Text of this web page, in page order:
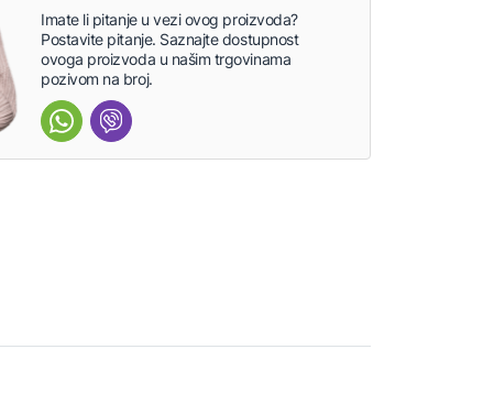
Imate li pitanje u vezi ovog proizvoda?
Postavite pitanje. Saznajte dostupnost
ovoga proizvoda u našim trgovinama
pozivom na broj.